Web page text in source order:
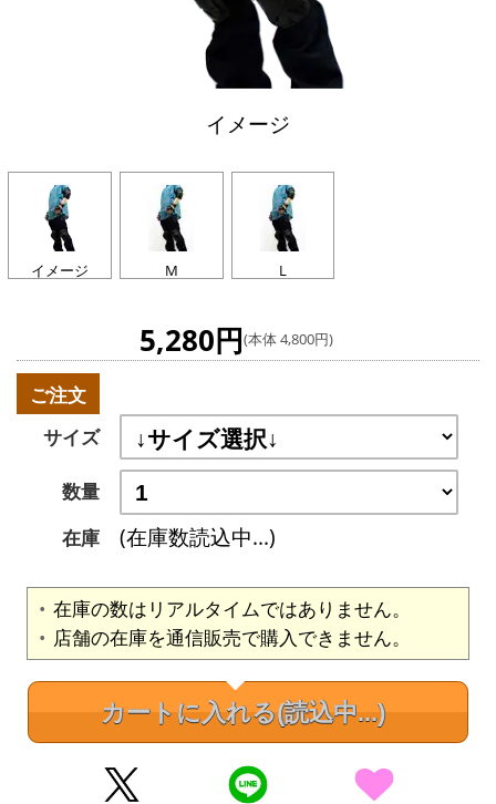
イメージ
イメージ M L
5,280円(本体 4,800円)
ご注文
サイズ
数量
在庫
(在庫数読込中...)
在庫の数はリアルタイムではありません。
店舗の在庫を通信販売で購入できません。
カートに入れる(読込中...)